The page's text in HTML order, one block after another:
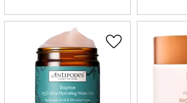
favorite_border